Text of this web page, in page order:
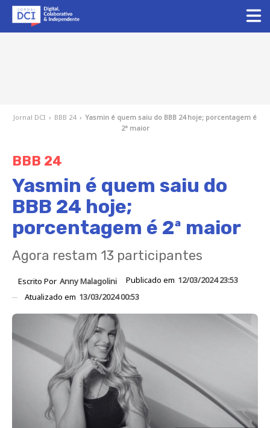
Jornal DCI › BBB 24 › Yasmin é quem saiu do BBB 24 hoje; porcentagem é
2ª maior
BBB 24
Yasmin é quem saiu do
BBB 24 hoje;
porcentagem é 2ª maior
Agora restam 13 participantes
Escrito Por Anny Malagolini Publicado em 12/03/2024 23:53
Atualizado em 13/03/2024 00:53